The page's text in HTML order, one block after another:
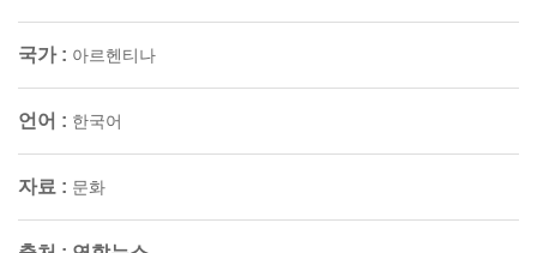
국가 : 아르헨티나
언어 : 한국어
자료 : 문화